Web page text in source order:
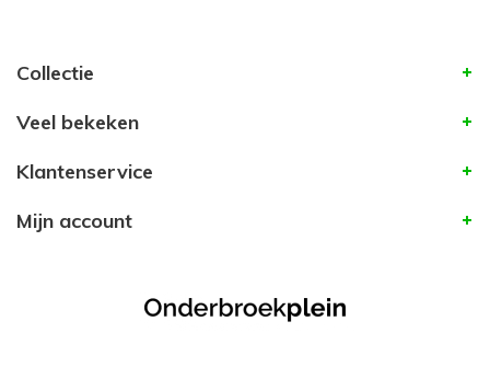
Collectie
Veel bekeken
Klantenservice
Mijn account